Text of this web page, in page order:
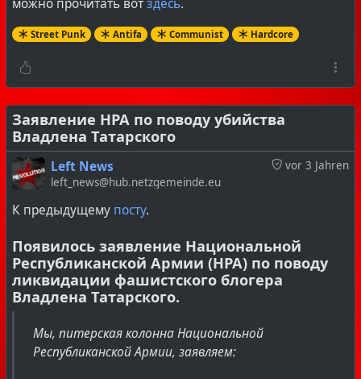
Street Punk Antifa Communist Hardcore
Заявление НРА по поводу убийства
Владлена Татарского
vor 3 Jahren
Left News
left_news@hub.netzgemeinde.eu
К предыдущему посту.
Появилось заявление Национальной
Республиканской Армии (НРА) по поводу
ликвидации фашистского блогера
Владлена Татарского.
Мы, питерская колонна Национальной
Республиканской Армии, заявляем: